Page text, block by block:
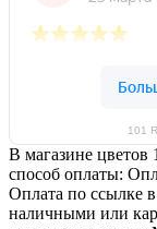
101
В магазине
способ оплаты:
Оплата по ссылке
наличными или